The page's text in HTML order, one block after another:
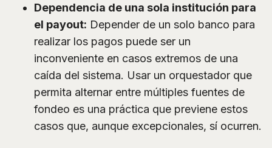
Dependencia de una sola institución para
el payout: Depender de un solo banco para
realizar los pagos puede ser un
inconveniente en casos extremos de una
caída del sistema. Usar un orquestador que
permita alternar entre múltiples fuentes de
fondeo es una práctica que previene estos
casos que, aunque excepcionales, sí ocurren.